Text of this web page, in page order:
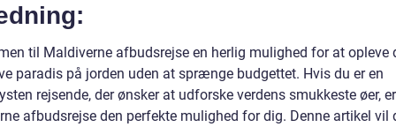
til Maldiverne afbudsrejse en herlig mulighed for at opleve
paradis på jorden uden at sprænge budgettet. Hvis du er en
rejsende, der ønsker at udforske verdens smukkeste øer,
afbudsrejse den perfekte mulighed for dig. Denne artikel vil